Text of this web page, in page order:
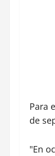
Para
de
"En